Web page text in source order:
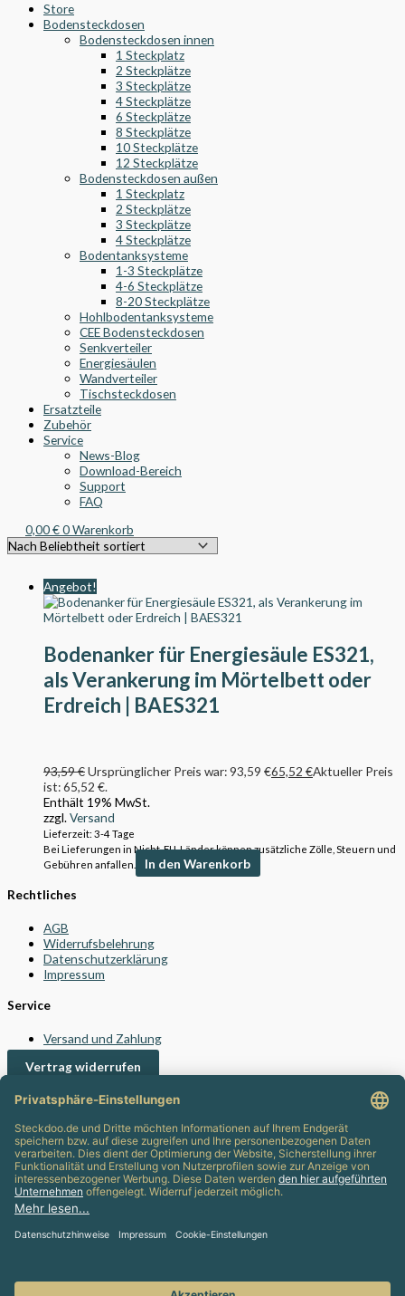
Store
Bodensteckdosen
Bodensteckdosen innen
1 Steckplatz
2 Steckplätze
3 Steckplätze
4 Steckplätze
6 Steckplätze
8 Steckplätze
10 Steckplätze
12 Steckplätze
Bodensteckdosen außen
1 Steckplatz
2 Steckplätze
3 Steckplätze
4 Steckplätze
Bodentanksysteme
1-3 Steckplätze
4-6 Steckplätze
8-20 Steckplätze
Hohlbodentanksysteme
CEE Bodensteckdosen
Senkverteiler
Energiesäulen
Wandverteiler
Tischsteckdosen
Ersatzteile
Zubehör
Service
News-Blog
Download-Bereich
Support
FAQ
0,00€0Warenkorb
Angebot!
Bodenanker für Energiesäule ES321,
als Verankerung im Mörtelbett oder
Erdreich | BAES321
93,59€Ursprünglicher Preis war: 93,59 €65,52 €Aktueller Preis
ist: 65,52 €.
Enthält 19% MwSt.
zzgl.Versand
Lieferzeit: 3-4 Tage
Bei Lieferungen in Nicht-EU-Länder können zusätzliche Zölle, Steuern und
Gebühren anfallen.
In den Warenkorb
Rechtliches
AGB
Widerrufsbelehrung
Datenschutzerklärung
Impressum
Service
Versand und Zahlung
Vertrag widerrufen
Kontakt
24/7 Support
info@steckdoo.de
Kundenservice
Mein Konto
Info-Blog